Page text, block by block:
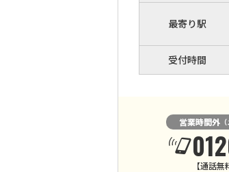
最寄り駅
受付時間
営業時間外（
【通話